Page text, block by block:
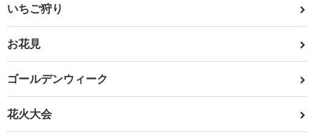
いちご狩り
お花見
ゴールデンウィーク
花火大会